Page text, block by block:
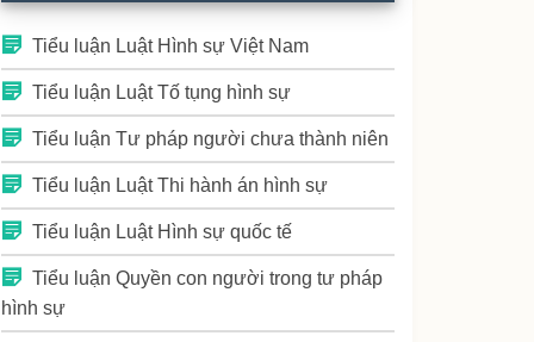
Tiểu luận Luật Hình sự Việt Nam
Tiểu luận Luật Tố tụng hình sự
Tiểu luận Tư pháp người chưa thành niên
Tiểu luận Luật Thi hành án hình sự
Tiểu luận Luật Hình sự quốc tế
Tiểu luận Quyền con người trong tư pháp
hình sự